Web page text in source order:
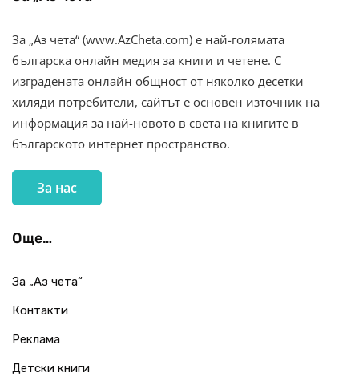
За „Аз чета“ (www.AzCheta.com) е най-голямата
българска онлайн медия за книги и четене. С
изградената онлайн общност от няколко десетки
хиляди потребители, сайтът е основен източник на
информация за най-новото в света на книгите в
българското интернет пространство.
За нас
Още…
За „Аз чета“
Контакти
Реклама
Детски книги